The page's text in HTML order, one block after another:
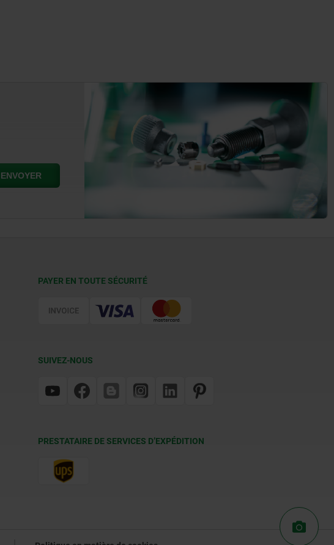
PAYER EN TOUTE SÉCURITÉ
SUIVEZ-NOUS
PRESTATAIRE DE SERVICES D’EXPÉDITION